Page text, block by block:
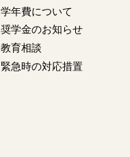
学年費について
奨学金のお知らせ
教育相談
緊急時の対応措置